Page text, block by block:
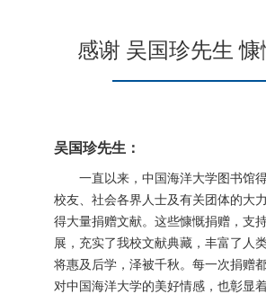
感谢 吴国珍先生 慷
吴国珍先生：
一直以来，中国海洋大学图书馆
校友、社会各界人士及有关团体的大
得大量捐赠文献。这些慷慨捐赠，支
展，充实了我校文献典藏，丰富了人
将惠及后学，泽被千秋。每一次捐赠
对中国海洋大学的美好情感，也彰显